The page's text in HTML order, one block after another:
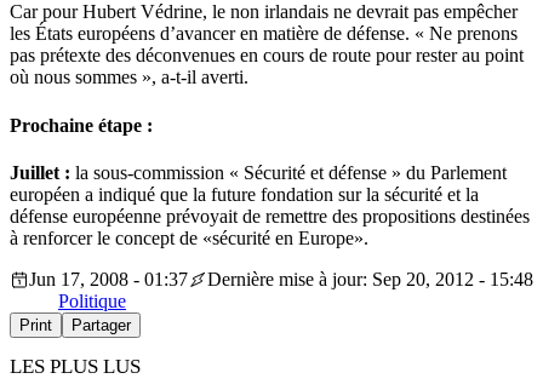
Car pour Hubert Védrine, le non irlandais ne devrait pas empêcher
les États européens d’avancer en matière de défense. « Ne prenons
pas prétexte des déconvenues en cours de route pour rester au point
où nous sommes », a-t-il averti.
Prochaine étape :
Juillet : la sous-commission « Sécurité et défense » du Parlement
européen a indiqué que la future fondation sur la sécurité et la
défense européenne prévoyait de remettre des propositions destinées
à renforcer le concept de «sécurité en Europe».
Jun 17, 2008 - 01:37
Dernière mise à jour: Sep 20, 2012 - 15:48
Politique
Print Partager
LES PLUS LUS